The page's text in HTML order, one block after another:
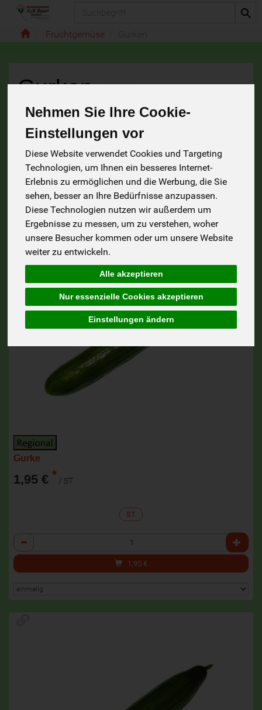
Nehmen Sie Ihre Cookie-
Einstellungen vor
Diese Website verwendet Cookies und Targeting
Technologien, um Ihnen ein besseres Internet-
Erlebnis zu ermöglichen und die Werbung, die Sie
sehen, besser an Ihre Bedürfnisse anzupassen.
Diese Technologien nutzen wir außerdem um
Ergebnisse zu messen, um zu verstehen, woher
unsere Besucher kommen oder um unsere Website
weiter zu entwickeln.
Alle akzeptieren
Nur essenzielle Cookies akzeptieren
Einstellungen ändern
Fruchtgemüse
Gurken
Hersteller Allergene
Gurke
1,95 € * / ST
ST
Anzahl
1,95 €